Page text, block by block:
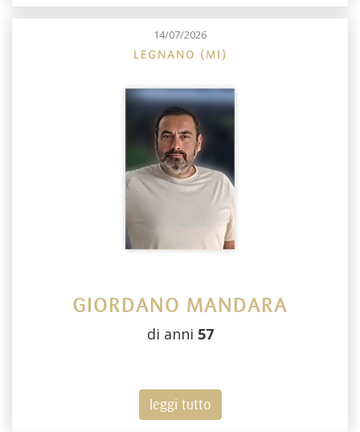
14/07/2026
LEGNANO (MI)
GIORDANO MANDARA
di anni 57
leggi tutto